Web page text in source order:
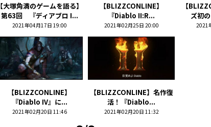
【大塚角満のゲームを語る】
第63回 『ディアブロ I...
2021年04月17日 19:00
【BLIZZCONLINE】
『Diablo II:R...
2021年02月25日 20:00
【
ズ初
2021
【BLIZZCONLINE】
『Diablo IV』に...
2021年02月20日 11:46
【BLIZZCONLINE】名作復
活！『Diablo...
2021年02月20日 11:32